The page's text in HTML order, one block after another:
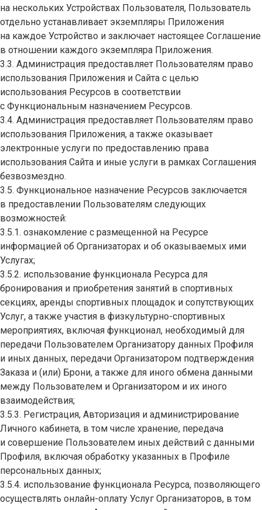
на нескольких Устройствах Пользователя, Пользователь
отдельно устанавливает экземпляры Приложения
на каждое Устройство и заключает настоящее Соглашение
в отношении каждого экземпляра Приложения.
3.3. Администрация предоставляет Пользователям право
использования Приложения и Сайта с целью
использования Ресурсов в соответствии
с Функциональным назначением Ресурсов.
3.4. Администрация предоставляет Пользователям право
использования Приложения, а также оказывает
электронные услуги по предоставлению права
использования Сайта и иные услуги в рамках Соглашения
безвозмездно.
3.5. Функциональное назначение Ресурсов заключается
в предоставлении Пользователям следующих
возможностей:
3.5.1. ознакомление с размещенной на Ресурсе
информацией об Организаторах и об оказываемых ими
Услугах;
3.5.2. использование функционала Ресурса для
бронирования и приобретения занятий в спортивных
секциях, аренды спортивных площадок и сопутствующих
Услуг, а также участия в физкультурно-спортивных
мероприятиях, включая функционал, необходимый для
передачи Пользователем Организатору данных Профиля
и иных данных, передачи Организатором подтверждения
Заказа и (или) Брони, а также для иного обмена данными
между Пользователем и Организатором и их иного
взаимодействия;
3.5.3. Регистрация, Авторизация и администрирование
Личного кабинета, в том числе хранение, передача
и совершение Пользователем иных действий с данными
Профиля, включая обработку указанных в Профиле
персональных данных;
3.5.4. использование функционала Ресурса, позволяющего
осуществлять онлайн-оплату Услуг Организаторов, в том